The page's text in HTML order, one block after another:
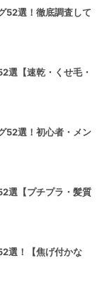
52選！徹底調査して
選【速乾・くせ毛・
52選！初心者・メン
選【プチプラ・髪質
選！【焦げ付かな